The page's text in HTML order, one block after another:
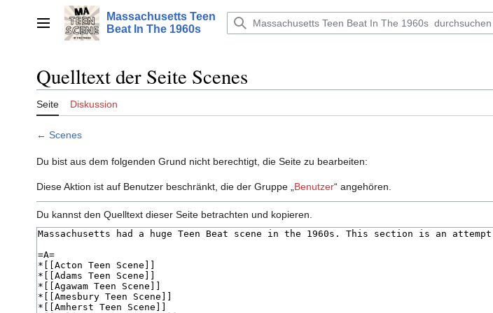
springenHauptmenü
Massachusetts Teen
Beat In The 1960s
Quelltext der Seite Scenes
Seite Diskussion
← Scenes
Du bist aus dem folgenden Grund nicht berechtigt, die Seite zu bearbeiten:
Diese Aktion ist auf Benutzer beschränkt, die der Gruppe „ Benutzer“ angehören.
Du kannst den Quelltext dieser Seite betrachten und kopieren.